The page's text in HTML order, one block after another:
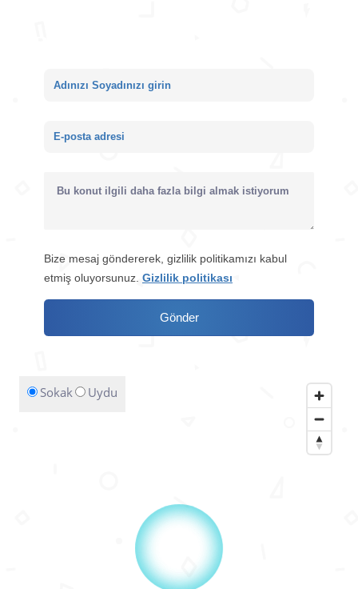
Bize mesaj göndererek, gizlilik politikamızı kabul
etmiş oluyorsunuz. Gizlilik politikası
Gönder
Sokak Uydu